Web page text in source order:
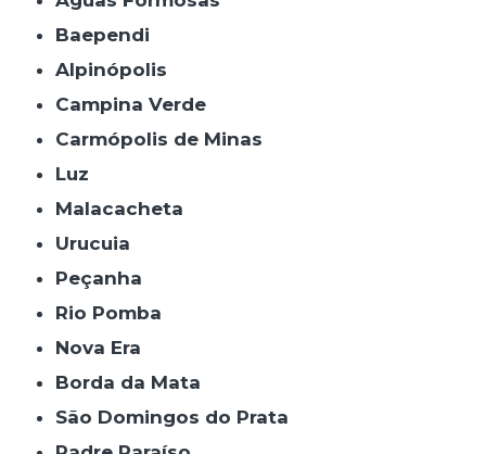
Baependi
Alpinópolis
Campina Verde
Carmópolis de Minas
Luz
Malacacheta
Urucuia
Peçanha
Rio Pomba
Nova Era
Borda da Mata
São Domingos do Prata